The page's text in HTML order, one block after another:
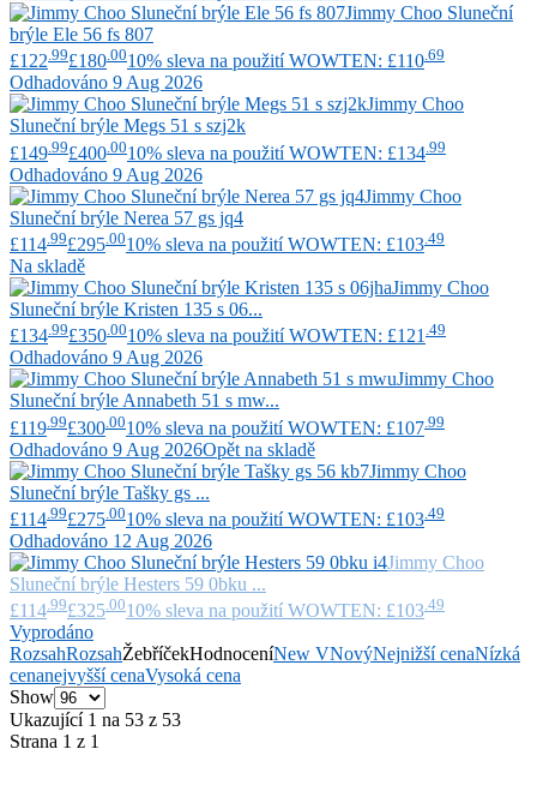
Jimmy Choo Sluneční
brýle Ele 56 fs 807
£122 .99£180 .0010% sleva na použití WOWTEN: £110 .69
Odhadováno 9 Aug 2026
Jimmy Choo
Sluneční brýle Megs 51 s szj2k
£149 .99£400 .0010% sleva na použití WOWTEN: £134 .99
Odhadováno 9 Aug 2026
Jimmy Choo
Sluneční brýle Nerea 57 gs jq4
£114 .99£295 .0010% sleva na použití WOWTEN: £103 .49
Na skladě
Jimmy Choo
Sluneční brýle Kristen 135 s 06...
£134 .99£350 .0010% sleva na použití WOWTEN: £121 .49
Odhadováno 9 Aug 2026
Jimmy Choo
Sluneční brýle Annabeth 51 s mw...
£119 .99£300 .0010% sleva na použití WOWTEN: £107 .99
Odhadováno 9 Aug 2026Opět na skladě
Jimmy Choo
Sluneční brýle Tašky gs ...
£114 .99£275 .0010% sleva na použití WOWTEN: £103 .49
Odhadováno 12 Aug 2026
Jimmy Choo
Sluneční brýle Hesters 59 0bku ...
£114 .99£325 .0010% sleva na použití WOWTEN: £103 .49
Vyprodáno
RozsahRozsahŽebříčekHodnoceníNew VNovýNejnižší cenaNízká
cenanejvyšší cenaVysoká cena
Show
Ukazující 1 na 53 z 53
Strana 1 z 1